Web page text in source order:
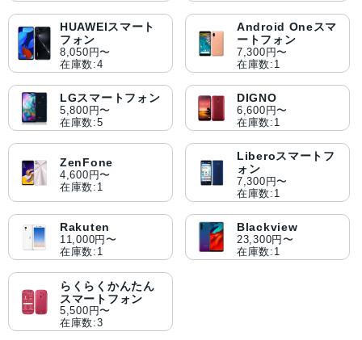
HUAWEIスマート
フォン
8,050円〜
在庫数:4
Android Oneスマ
ートフォン
7,300円〜
在庫数:1
LGスマートフォン
5,800円〜
在庫数:5
DIGNO
6,600円〜
在庫数:1
ZenFone
4,600円〜
在庫数:1
Liberoスマートフ
ォン
7,300円〜
在庫数:1
Rakuten
11,000円〜
在庫数:1
Blackview
23,300円〜
在庫数:1
らくらくかんたん
スマートフォン
5,500円〜
在庫数:3